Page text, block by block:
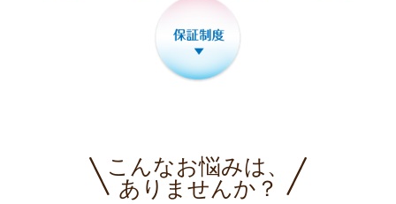
こんなお悩みは、
ありませんか？